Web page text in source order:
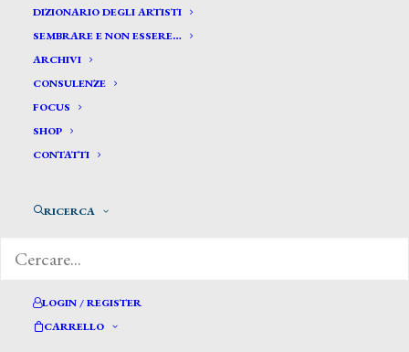
DIZIONARIO DEGLI ARTISTI
SEMBRARE E NON ESSERE…
ARCHIVI
CONSULENZE
FOCUS
SHOP
CONTATTI
RICERCA
LOGIN / REGISTER
CARRELLO
Rossetti Besio Angela*
ROSSETTI BESIO ANGELA
Eseguì copie di dipinti di antichi maestri, ritratti
Il Salvatore; 1867, Ritratto di G. Mazzini; 1874,